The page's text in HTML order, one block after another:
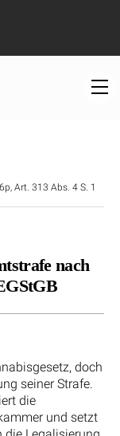
Art. 313 Abs. 4 S. 1
nach
doch
seiner Strafe.
die
und setzt